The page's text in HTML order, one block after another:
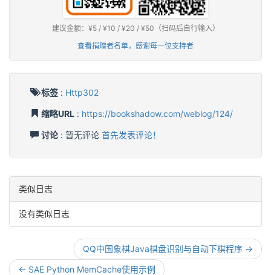
建议金额：¥5 / ¥10 / ¥20 / ¥50（扫码后自行输入）
查看捐赠者名单，感谢每一位支持者
标签 : Http302
缩略URL : https://bookshadow.com/weblog/124/
讨论: 暂无评论 首先发表评论！
类似日志
没有类似日志
QQ中国象棋Java棋盘识别与自动下棋程序 →
← SAE Python MemCache使用示例